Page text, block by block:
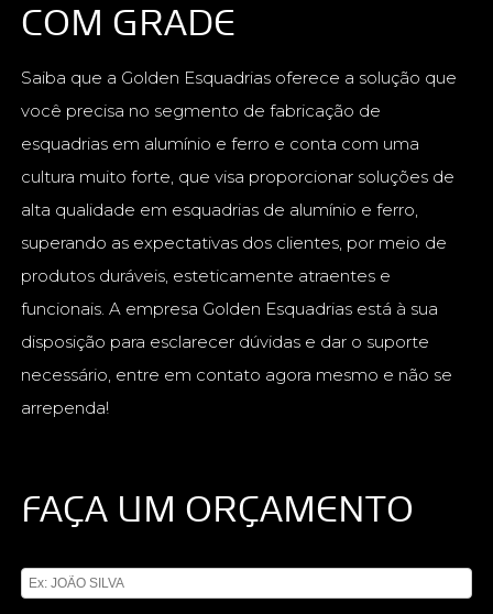
COM GRADE
Saiba que a Golden Esquadrias oferece a solução que
você precisa no segmento de fabricação de
esquadrias em alumínio e ferro e conta com uma
cultura muito forte, que visa proporcionar soluções de
alta qualidade em esquadrias de alumínio e ferro,
superando as expectativas dos clientes, por meio de
produtos duráveis, esteticamente atraentes e
funcionais. A empresa Golden Esquadrias está à sua
disposição para esclarecer dúvidas e dar o suporte
necessário, entre em contato agora mesmo e não se
arrependa!
FAÇA UM ORÇAMENTO